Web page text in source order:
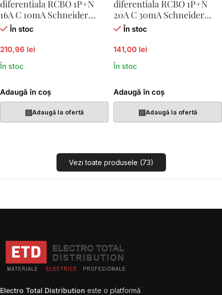
diferentiala RCBO 1P+N
16A C 10mA Schneider
Electric EZ9D62616
În stoc
210,96 lei
În stoc
Adaugă în coș
▤Adaugă la ofertă
diferentiala RCBO 1P+N
20A C 30mA Schneider
Electric EZ9D32620
În stoc
141,00 lei
În stoc
Adaugă în coș
▤Adaugă la ofertă
Vezi toate produsele (73)
Electro Total Distribution este o platformă